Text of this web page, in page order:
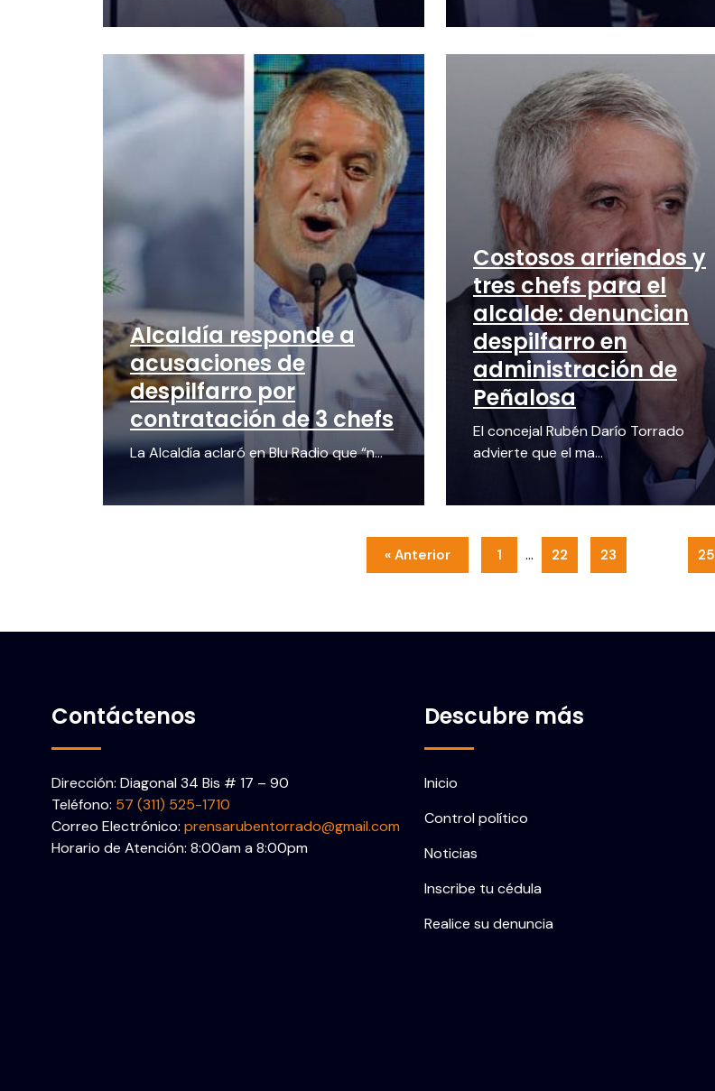
Alcaldía responde a
acusaciones de
despilfarro por
contratación de 3 chefs
La Alcaldía aclaró en Blu Radio que “n...
Costosos arriendos y
tres chefs para el
alcalde: denuncian
despilfarro en
administración de
Peñalosa
El concejal Rubén Darío Torrado
advierte que el ma...
« Anterior 1 … 22 23 25
Contáctenos
Dirección: Diagonal 34 Bis # 17 – 90
Teléfono: 57 (311) 525-1710
Correo Electrónico: prensarubentorrado@gmail.com
Horario de Atención: 8:00am a 8:00pm
Descubre más
Inicio
Control político
Noticias
Inscribe tu cédula
Realice su denuncia